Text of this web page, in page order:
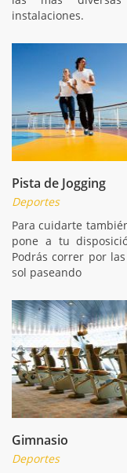
instalaciones.
Pista de Jogging
Deportes
Para cuidarte
pone a tu
Podrás correr por
sol paseando
Gimnasio
Deportes